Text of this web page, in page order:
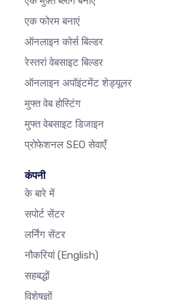
एक फोरम बनाएं
ऑनलाइन कोर्स बिल्डर
रेस्तरां वेबसाइट बिल्डर
ऑनलाइन अपॉइंटमेंट शेड्यूलर
मुफ्त वेब होस्टिंग
मुफ्त वेबसाइट डिजाइन
प्रोफेशनल SEO सेवाएँ
कंपनी
के बारे में
सपोर्ट सेंटर
लर्निंग सेंटर
नौकरियां(English)
सहबद्धों
विशेषज्ञों